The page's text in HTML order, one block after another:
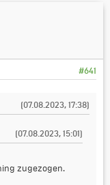
#641
(07.08.2023, 17:38)
(07.08.2023, 15:01)
zugezogen.